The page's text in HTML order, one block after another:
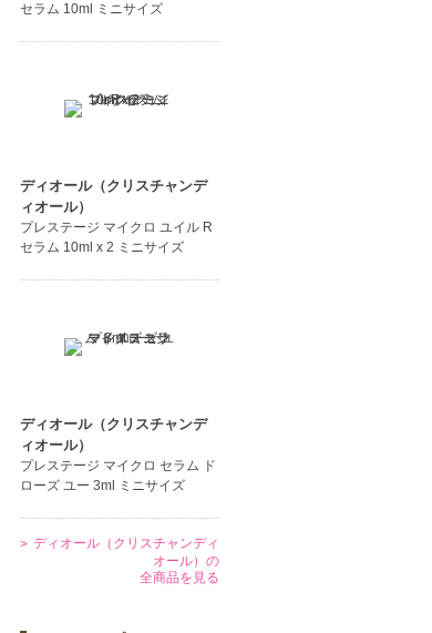
セラム 10ml ミニサイズ
ディオール（クリスチャンデ
ィオール）
プレステージ マイクロ ユイル R
セラム 10ml x 2 ミニサイズ
ディオール（クリスチャンデ
ィオール）
プレステージ マイクロ セラム ド
ローズ ユー 3ml ミニサイズ
ディオール（クリスチャンディ
オール）の
全商品を見る